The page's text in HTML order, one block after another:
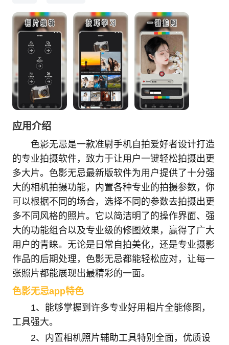
应用介绍
色影无忌是一款准尉手机自拍爱好者设计打造
的专业拍摄软件，致力于让用户一键轻松拍摄出更
多大片。色影无忌最新版软件为用户提供了十分强
大的相机拍摄功能，内置各种专业的拍摄参数，你
可以根据不同的场合，选择不同的参数去拍摄出更
多不同风格的照片。它以简洁明了的操作界面、强
大的功能组合以及专业级的修图效果，赢得了广大
用户的青睐。无论是日常自拍美化，还是专业摄影
作品的后期处理，色影无忌都能轻松应对，让每一
张照片都能展现出最精彩的一面。
色影无忌app特色
1、能够掌握到许多专业好用相片全能修图，
工具强大。
2、内置相机照片辅助工具特别全面，优质设